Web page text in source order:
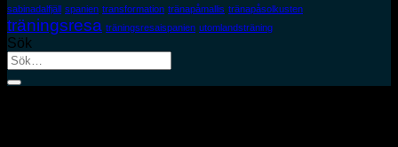
sabinadalfjäll spanien transformation tränapåmallis tränapåsolkusten
träningsresa träningsresaispanien utomlandsträning
Sök
Sök
efter: